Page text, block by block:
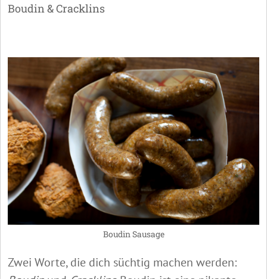
Boudin & Cracklins
Boudin Sausage
Zwei Worte, die dich süchtig machen werden: